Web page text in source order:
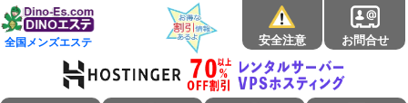
全国メンズエステ 安全注意 お問合せ